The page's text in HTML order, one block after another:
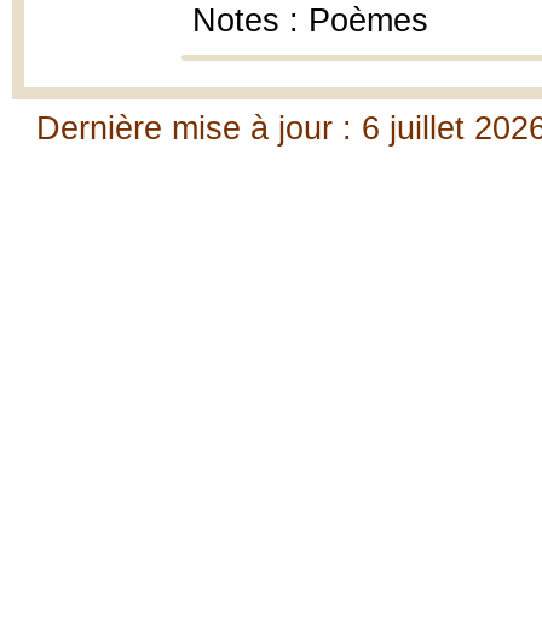
Notes : Poèmes
Dernière mise à jour : 6 juillet